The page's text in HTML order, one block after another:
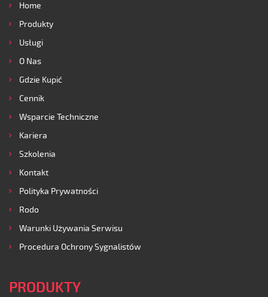
Home
Produkty
Usługi
O Nas
Gdzie Kupić
Cennik
Wsparcie Techniczne
Kariera
Szkolenia
Kontakt
Polityka Prywatności
Rodo
Warunki Używania Serwisu
Procedura Ochrony Sygnalistów
PRODUKTY